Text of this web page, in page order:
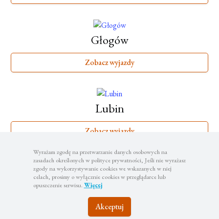
Głogów
Zobacz wyjazdy
Lubin
Zobacz wyjazdy
Legnica
Zobacz wyjazdy
Wyrażam zgodę na przetwarzanie danych osobowych na
zasadach określonych w polityce prywatności, Jeśli nie wyrażasz
zgody na wykorzystywanie cookies we wskazanych w niej
celach, prosimy o wyłącznie cookies w przeglądarce lub
opuszczenie serwisu. Więcej
Akceptuj